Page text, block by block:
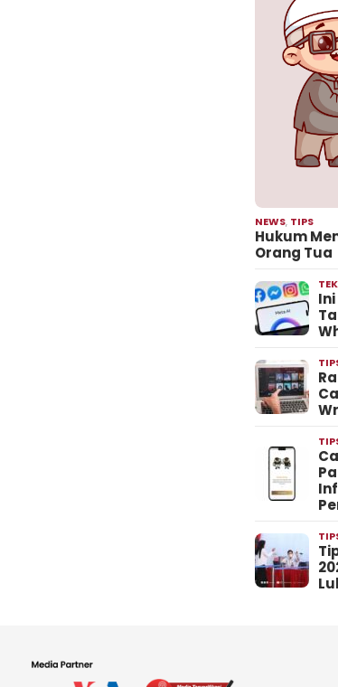
NEWS, TIPS
Hukum
Orang Tua